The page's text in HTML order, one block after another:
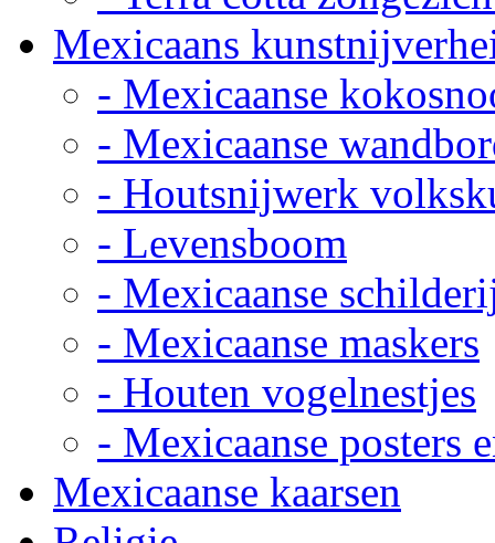
Mexicaans
- Mexicaanse
- Mexicaanse
- Houtsnijwerk
- Levensboom
- Mexicaanse
- Mexicaanse maskers
- Houten vogelnestjes
- Mexicaanse posters
Mexicaanse kaarsen